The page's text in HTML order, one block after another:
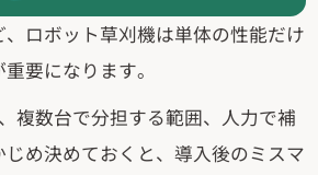
ロボット草刈機は単体の性能だけ
要になります。
複数台で分担する範囲、人力で補
め決めておくと、導入後のミスマ